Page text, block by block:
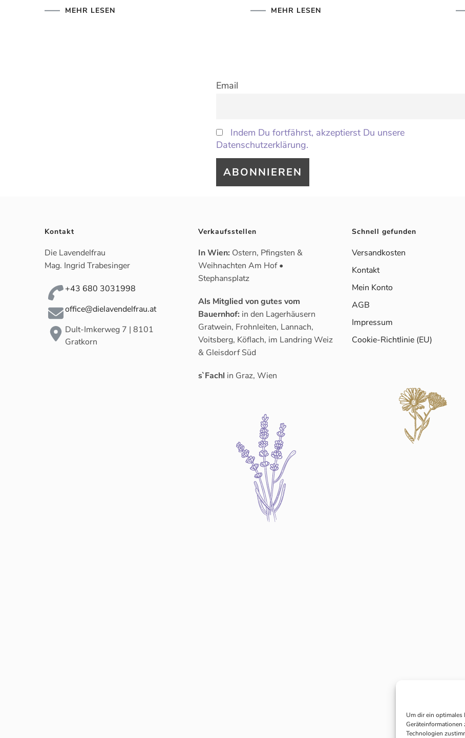
Um dir ein
Geräteinformationen
Technologien
MEHR LESEN MEHR LESEN
Email
Indem Du fortfährst, akzeptierst Du unsere
Datenschutzerklärung.
Kontakt
Die Lavendelfrau
Mag. Ingrid Trabesinger
+43 680 3031998
office@dielavendelfrau.at
Dult-Imkerweg 7 | 8101
Gratkorn
Verkaufsstellen
In Wien: Ostern, Pfingsten &
Weihnachten Am Hof •
Stephansplatz
Als Mitglied von gutes vom
Bauernhof: in den Lagerhäusern
Gratwein, Frohnleiten, Lannach,
Voitsberg, Köflach, im Landring Weiz
& Gleisdorf Süd
s`Fachl in Graz, Wien
Schnell gefunden
Versandkosten
Kontakt
Mein Konto
AGB
Impressum
Cookie-Richtlinie (EU)